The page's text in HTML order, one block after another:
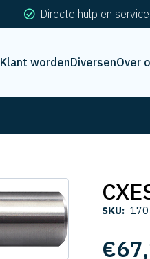
Directe hulp en
Klant wordenDiversenOver
SKU:
€